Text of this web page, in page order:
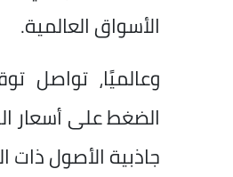
الأسواق العالمية.
وعالميًا، تواصل
الضغط على أسعار
جاذبية الأصول ذات